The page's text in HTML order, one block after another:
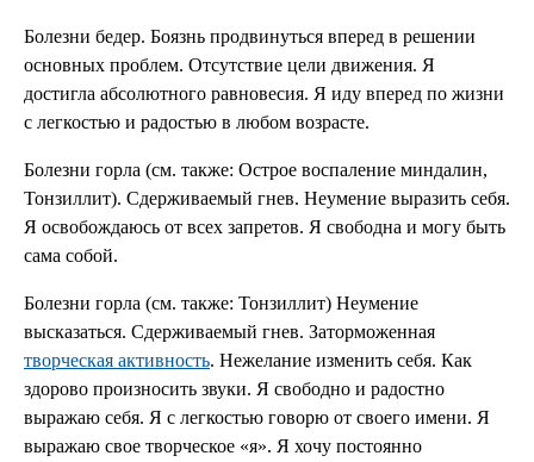
Болезни бедер. Боязнь продвинуться вперед в решении
основных проблем. Отсутствие цели движения. Я
достигла абсолютного рав­новесия. Я иду вперед по жиз­ни
с легкостью и радостью в любом возрасте.
Болезни горла (см. также: Острое вос­паление миндалин,
Тонзиллит). Сдерживаемый гнев. Неуме­ние выразить себя.
Я освобождаюсь от всех за­претов. Я свободна и могу быть
сама собой.
Болезни горла (см. также: Тонзиллит) Неумение
высказаться. Сдер­живаемый гнев. Заторможен­ная
творческая активность. Нежелание изменить себя. Как
здорово произносить зву­ки. Я свободно и радостно
выражаю себя. Я с легкостью говорю от своего имени. Я
вы­ражаю свое творческое «я». Я хочу постоянно